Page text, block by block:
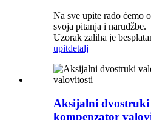
Na sve upite rado ćemo
svoja pitanja i narudžbe.
Uzorak zaliha je
upitdetalj
Aksijalni
kompenzator